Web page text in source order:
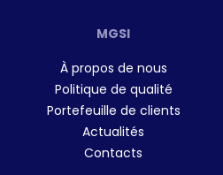
MGSI
À propos de nous
Politique de qualité
Portefeuille de clients
Actualités
Contacts